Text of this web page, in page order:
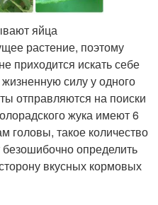
яйца
растение, поэтому
приходится искать себе
силу у одного
отправляются на поиски
жука имеют 6
головы, такое количество
определить
вкусных кормовых